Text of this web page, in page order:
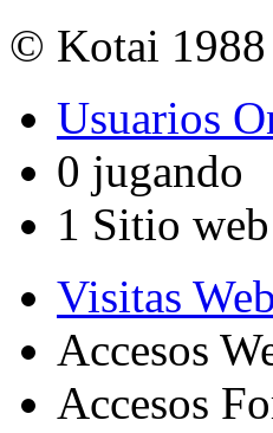
© Kotai 1988
Usuarios
0 jugando
1 Sitio web
Visitas
Accesos
Accesos